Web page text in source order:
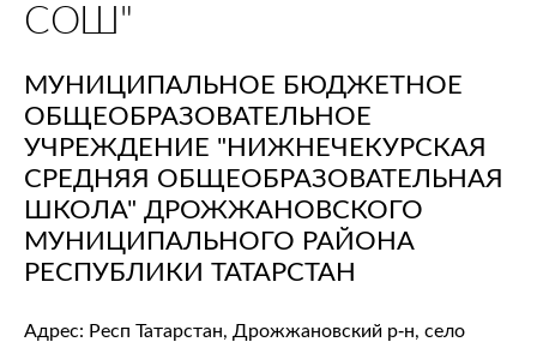
СОШ"
МУНИЦИПАЛЬНОЕ БЮДЖЕТНОЕ
ОБЩЕОБРАЗОВАТЕЛЬНОЕ
УЧРЕЖДЕНИЕ "НИЖНЕЧЕКУРСКАЯ
СРЕДНЯЯ ОБЩЕОБРАЗОВАТЕЛЬНАЯ
ШКОЛА" ДРОЖЖАНОВСКОГО
МУНИЦИПАЛЬНОГО РАЙОНА
РЕСПУБЛИКИ ТАТАРСТАН
Адрес: Респ Татарстан, Дрожжановский р-н, село